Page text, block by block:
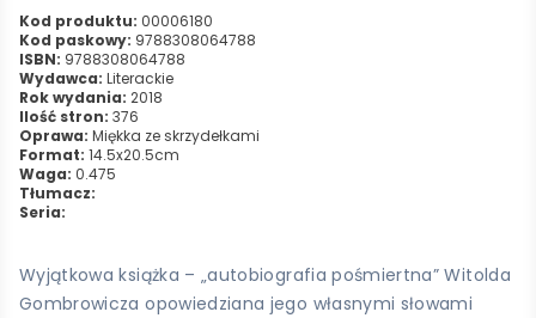
Kod produktu: 00006180
Kod paskowy: 9788308064788
ISBN: 9788308064788
Wydawca: Literackie
Rok wydania: 2018
Ilość stron: 376
Oprawa: Miękka ze skrzydełkami
Format: 14.5x20.5cm
Waga: 0.475
Tłumacz:
Seria:
Wyjątkowa książka – „autobiografia pośmiertna” Witolda
Gombrowicza opowiedziana jego własnymi słowami